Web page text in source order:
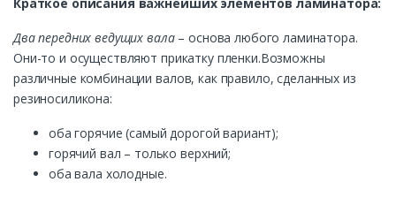
Два передних ведущих вала– основа любого ламинатора.
Они-то и осуществляют прикатку пленки.Возможны
различные комбинации валов, как правило, сделанных из
резиносиликона:
оба горячие (самый дорогой вариант);
горячий вал – только верхний;
оба вала холодные.